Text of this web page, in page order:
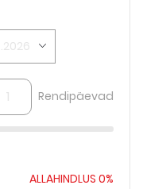
Rendipäevad
ALLAHINDLUS 0%